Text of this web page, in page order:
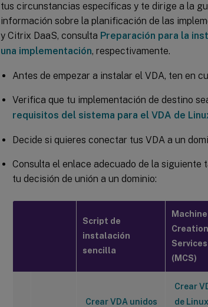
tus circunstancias específicas y te dirige a la
información sobre la planificación de las
y Citrix DaaS, consulta Preparación para la
una implementación, respectivamente.
Antes de empezar a instalar el VDA, ten en
Verifica que tu implementación de destino
requisitos del sistema para el VDA de
Decide si quieres conectar tus VDA a un
Consulta el enlace adecuado de la
tu decisión de unión a un dominio:
Script de
instalación
sencilla
Machine
Creation
Services
(MCS)
Crear VDA unidos
Crear
de Linux